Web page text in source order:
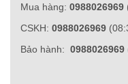
Mua hàng: 0988026969
CSKH: 0988026969
Bảo hành: 0988026969